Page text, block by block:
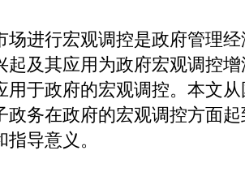
进行宏观调控是政府管理经
起及其应用为政府宏观调控
用于政府的宏观调控。本文
政务在政府的宏观调控方面
导意义。